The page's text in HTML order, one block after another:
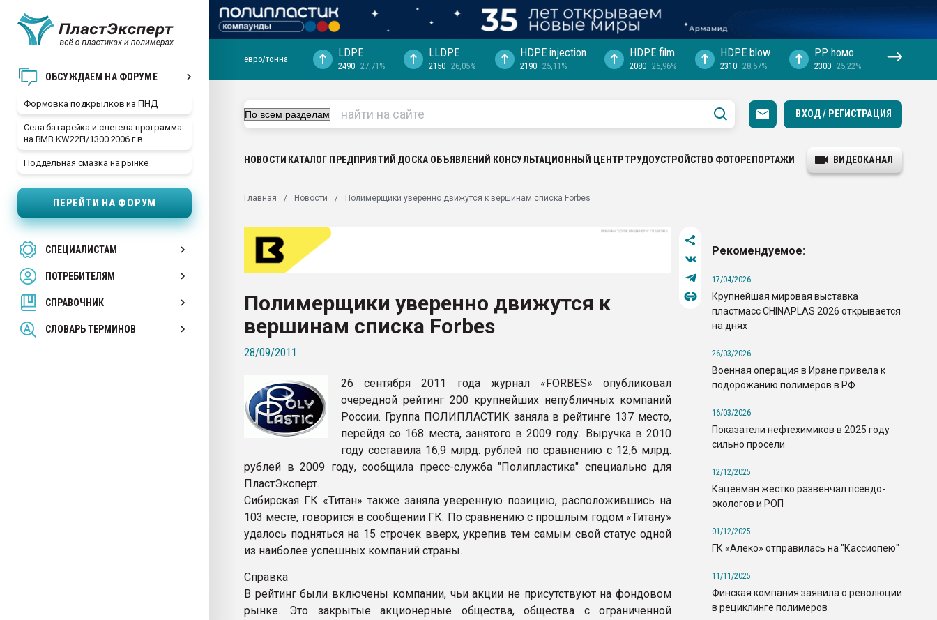
ОБСУЖДАЕМ НА ФОРУМЕ
Формовка подкрылков из ПНД
Села батарейка и слетела программа
на BMB KW22PI/1300 2006 г.в.
Поддельная смазка на рынке
ПЕРЕЙТИ НА ФОРУМ
СПЕЦИАЛИСТАМ
ПОТРЕБИТЕЛЯМ
СПРАВОЧНИК
СЛОВАРЬ ТЕРМИНОВ
29.07.2026 ФРП помог "Ижевскому
Вакуум-формовочные машины:
28.07.2026 Автоматизация выходит на
первый план в переработке
пластмасс
ситуацией на строительном рынке
Всё, что касается выдува ПЭТ
бутылок
ПЕРЕЙТИ НА ФОРУМ
евро/тонна LDPE
2490 27,71%
LLDPE
2150 26,05%
HDPE injection
2190 25,11%
HDPE film
2080 25,96%
HDPE blow
2310 28,57%
PP hомо
2300 25,22%
ВХОД / РЕГИСТРАЦИЯ
НОВОСТИ КАТАЛОГ ПРЕДПРИЯТИЙ ДОСКА ОБЪЯВЛЕНИЙ КОНСУЛЬТАЦИОННЫЙ ЦЕНТРТРУДОУСТРОЙСТВО ФОТОРЕПОРТАЖИ ВИДЕОКАНАЛ
Главная Новости Полимерщики уверенно движутся к вершинам списка Forbes
Полимерщики уверенно движутся к
вершинам списка Forbes
28/09/2011
26 сентября 2011 года журнал «FORBES» опубликовал
очередной рейтинг 200 крупнейших непубличных компаний
России. Группа ПОЛИПЛАСТИК заняла в рейтинге 137 место,
перейдя со 168 места, занятого в 2009 году. Выручка в 2010
году составила 16,9 млрд. рублей по сравнению с 12,6 млрд.
рублей в 2009 году, сообщила пресс-служба "Полипластика" специально для
ПластЭксперт.
Сибирская ГК «Титан» также заняла уверенную позицию, расположившись на
103 месте, говорится в сообщении ГК. По сравнению с прошлым годом «Титану»
удалось подняться на 15 строчек вверх, укрепив тем самым свой статус одной
из наиболее успешных компаний страны.
Справка
В рейтинг были включены компании, чьи акции не присутствуют на фондовом
рынке. Это закрытые акционерные общества, общества с ограниченной
Рекомендуемое:
17/04/2026
Крупнейшая мировая выставка
пластмасс CHINAPLAS 2026 открывается
на днях
26/03/2026
Военная операция в Иране привела к
подорожанию полимеров в РФ
16/03/2026
Показатели нефтехимиков в 2025 году
сильно просели
12/12/2025
Кацевман жестко развенчал псевдо-
экологов и РОП
01/12/2025
ГК «Алеко» отправилась на "Кассиопею"
11/11/2025
Финская компания заявила о революции
в рециклинге полимеров